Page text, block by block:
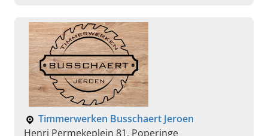
Schilder in de buurt, Gipsplaten laten plaatsen
Timmerwerken Busschaert Jeroen
Henri Permekeplein 81, Poperinge